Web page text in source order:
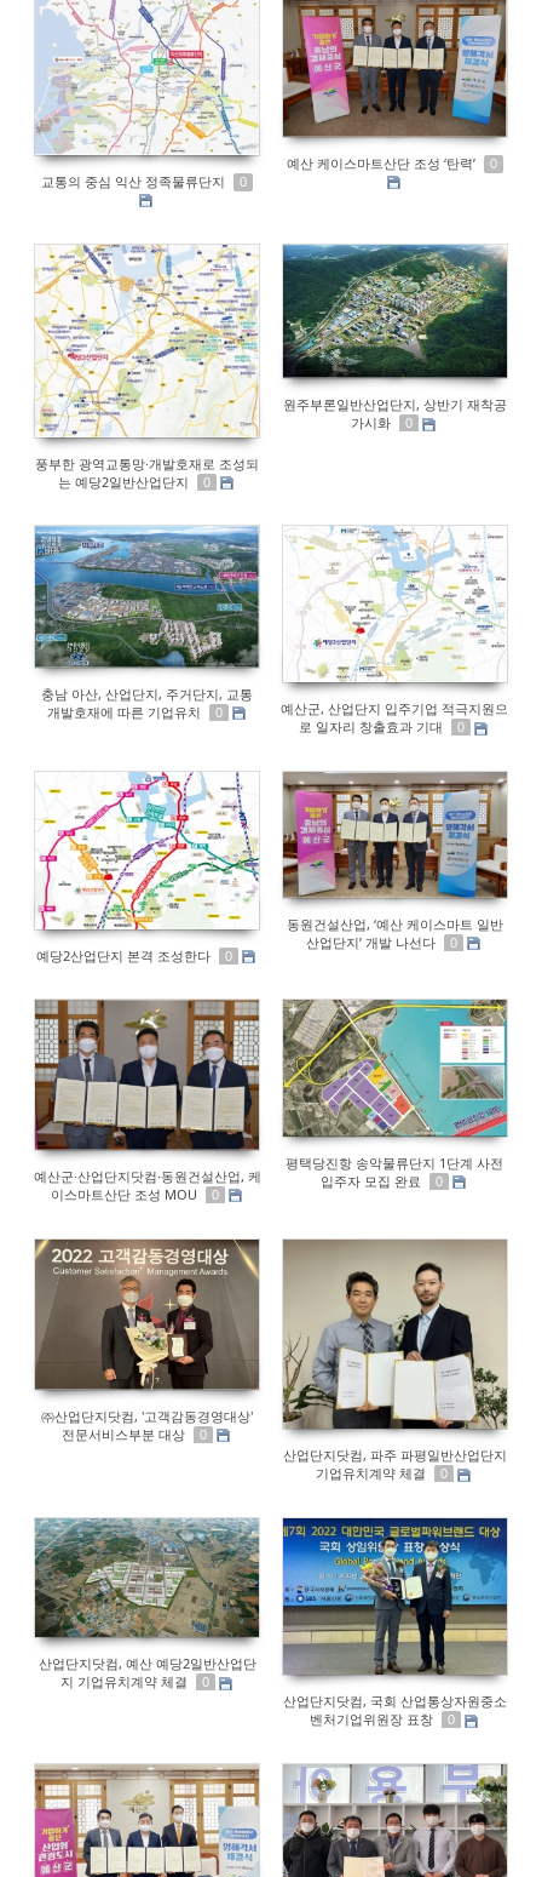
교통의 중심 익산 정족물류단지 0
예산 케이스마트산단 조성 ‘탄력’ 0
풍부한 광역교통망·개발호재로 조성되
는 예당2일반산업단지
0
원주부론일반산업단지, 상반기 재착공
가시화
0
충남 아산, 산업단지, 주거단지, 교통
개발호재에 따른 기업유치
0
예산군, 산업단지 입주기업 적극지원으
로 일자리 창출효과 기대
0
예당2산업단지 본격 조성한다 0
동원건설산업, ‘예산 케이스마트 일반
산업단지’ 개발 나선다
0
예산군·산업단지닷컴·동원건설산업, 케
이스마트산단 조성 MOU
0
평택당진항 송악물류단지 1단계 사전
입주자 모집 완료
0
㈜산업단지닷컴, '고객감동경영대상'
전문서비스부분 대상
0
산업단지닷컴, 파주 파평일반산업단지
기업유치계약 체결
0
산업단지닷컴, 예산 예당2일반산업단
지 기업유치계약 체결
0
산업단지닷컴, 국회 산업통상자원중소
벤처기업위원장 표창
0